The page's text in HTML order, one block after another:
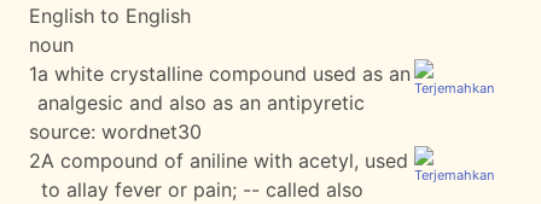
English to English
noun
1a white crystalline compound used as an
analgesic and also as an antipyretic
source: wordnet30
2A compound of aniline with acetyl, used
to allay fever or pain; -- called also